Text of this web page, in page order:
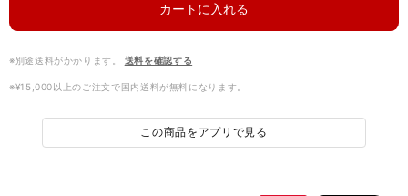
カートに入れる
※別途送料がかかります。 送料を確認する
※¥15,000以上のご注文で国内送料が無料になります。
この商品をアプリで見る